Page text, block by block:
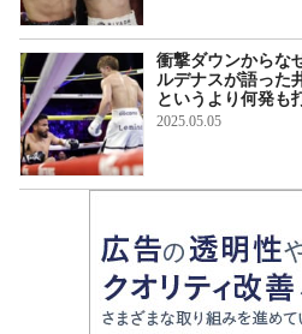
衝撃ダウンからな
ルデナスが語った
というより何発も
2025.05.05